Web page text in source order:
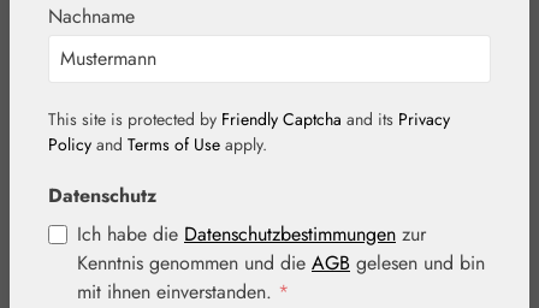
Balga Tropfen
Bildergalerie überspringen
Nachname
This site is protected by Friendly Captcha and its Privacy
Policy and Terms of Use apply.
Datenschutz
Ich habe die Datenschutzbestimmungen zur
Kenntnis genommen und die AGB gelesen und bin
mit ihnen einverstanden. *